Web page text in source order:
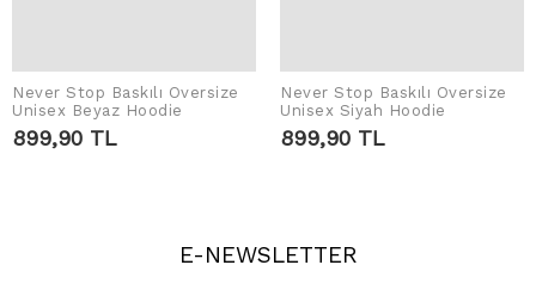
IN DEN WARENKORB
LEGEN
Never Stop Baskılı Oversize
Unisex Beyaz Hoodie
899,90 TL
IN DEN WARENKORB
LEGEN
Never Stop Baskılı Oversize
Unisex Siyah Hoodie
899,90 TL
E-NEWSLETTER